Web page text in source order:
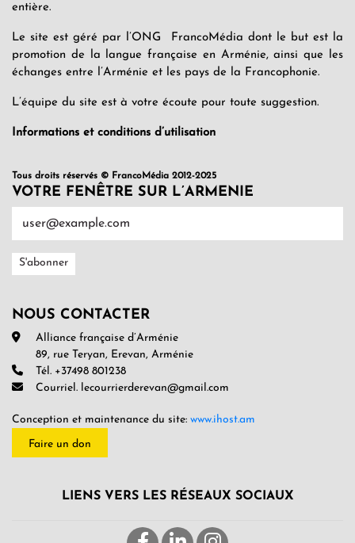
entière.
Le site est géré par l’ONG FrancoMédia dont le but est la
promotion de la langue française en Arménie, ainsi que les
échanges entre l’Arménie et les pays de la Francophonie.
L’équipe du site est à votre écoute pour toute suggestion.
Informations et conditions d’utilisation
Tous droits réservés © FrancoMédia 2012-2025
VOTRE FENÊTRE SUR L’ARMENIE
NOUS CONTACTER
Alliance française d’Arménie
89, rue Teryan, Erevan, Arménie
Tél. +37498 801238
Courriel. lecourrierderevan@gmail.com
Conception et maintenance du site: www.ihost.am
Faire un don
LIENS VERS LES RÉSEAUX SOCIAUX